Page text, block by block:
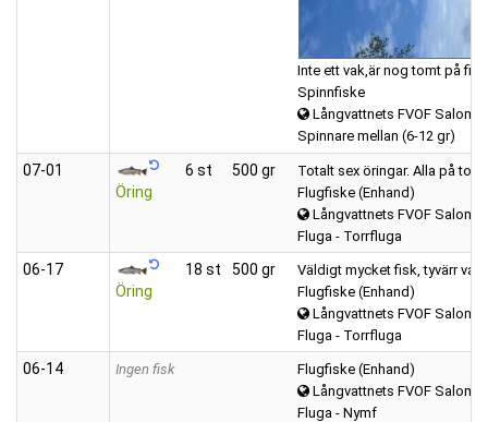
Inte ett vak,är nog tomt på
Spinnfiske
Långvattnets FVOF
Spinnare mellan (6-12 gr)
07‑01
Öring
6 st 500 gr
Totalt sex öringar. Alla på
Flugfiske (Enhand)
Långvattnets FVOF
Fluga - Torrfluga
06‑17
Öring
18 st 500 gr
Väldigt mycket fisk, tyvärr var
Flugfiske (Enhand)
Långvattnets FVOF
Fluga - Torrfluga
06‑14 Ingen fisk
Flugfiske (Enhand)
Långvattnets FVOF
Fluga - Nymf